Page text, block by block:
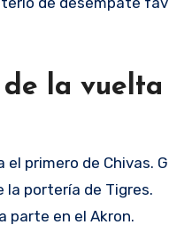
la
el primero de
la portería de Tigres.
parte en el Akron.